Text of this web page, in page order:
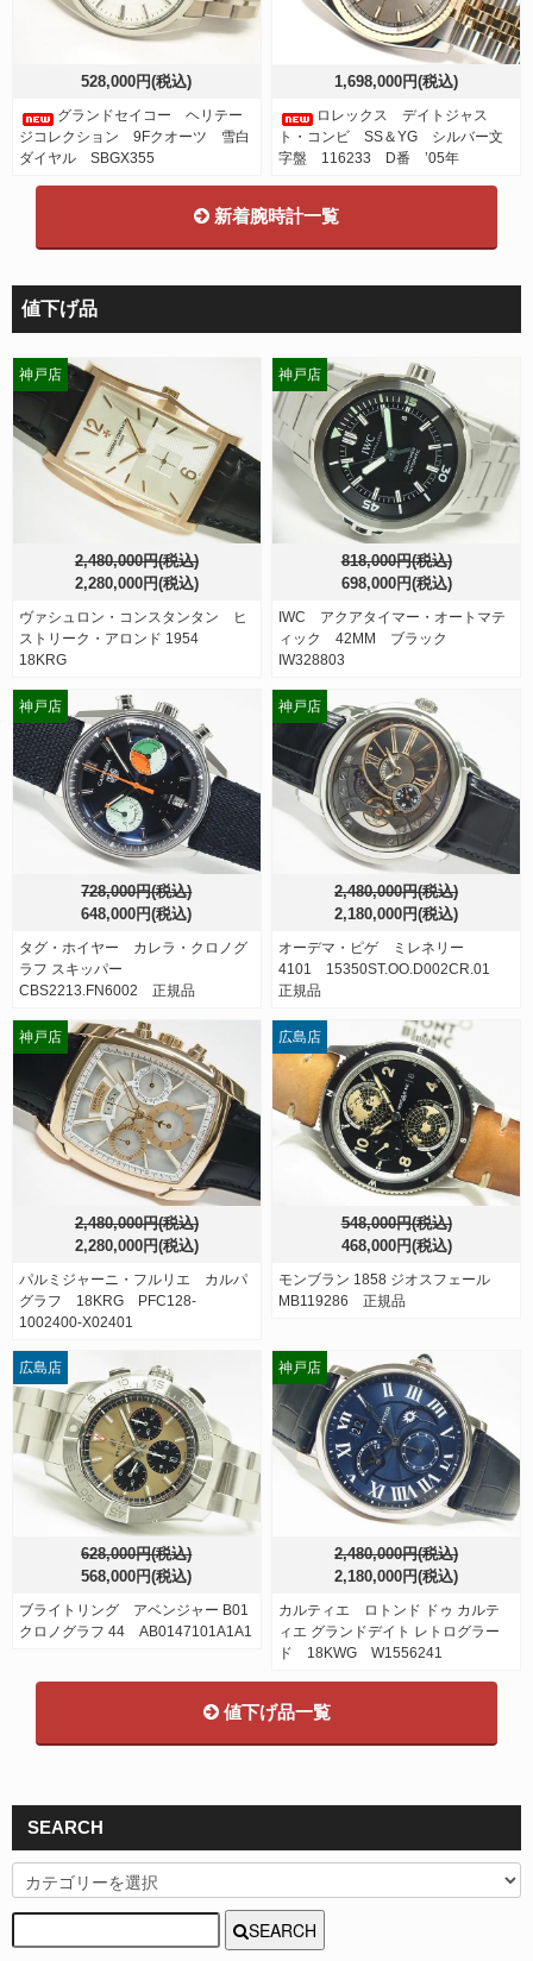
528,000円(税込)
グランドセイコー ヘリテー
ジコレクション 9Fクオーツ 雪白
ダイヤル SBGX355
1,698,000円(税込)
ロレックス デイトジャス
ト・コンビ SS＆YG シルバー文
字盤 116233 D番 ’05年
新着腕時計一覧
値下げ品
2,480,000円(税込)
2,280,000円(税込)
ヴァシュロン・コンスタンタン ヒ
ストリーク・アロンド 1954
18KRG
神戸店
818,000円(税込)
698,000円(税込)
IWC アクアタイマー・オートマテ
ィック 42MM ブラック
IW328803
神戸店
728,000円(税込)
648,000円(税込)
タグ・ホイヤー カレラ・クロノグ
ラフ スキッパー
CBS2213.FN6002 正規品
神戸店
2,480,000円(税込)
2,180,000円(税込)
オーデマ・ピゲ ミレネリー
4101 15350ST.OO.D002CR.01
正規品
神戸店
2,480,000円(税込)
2,280,000円(税込)
パルミジャーニ・フルリエ カルパ
グラフ 18KRG PFC128-
1002400-X02401
神戸店
548,000円(税込)
468,000円(税込)
モンブラン 1858 ジオスフェール
MB119286 正規品
広島店
628,000円(税込)
568,000円(税込)
ブライトリング アベンジャー B01
クロノグラフ 44 AB0147101A1A1
広島店
2,480,000円(税込)
2,180,000円(税込)
カルティエ ロトンド ドゥ カルテ
ィエ グランドデイト レトログラー
ド 18KWG W1556241
神戸店
値下げ品一覧
SEARCH
SEARCH